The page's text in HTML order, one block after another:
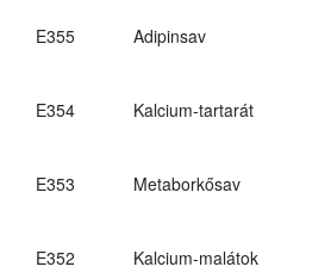
E355 Adipinsav
E354 Kalcium-tartarát
E353 Metaborkősav
E352 Kalcium-malátok